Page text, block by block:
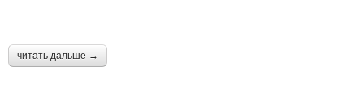
читать дальше →